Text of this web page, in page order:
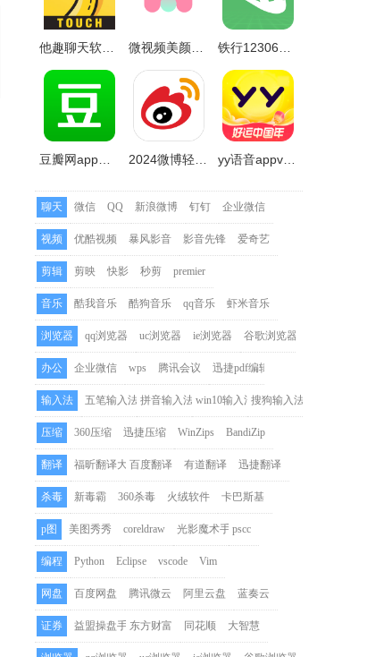
微视频美颜大师app(改名视频美颜大师)v3.1.1
yy语音appv8.32.3安卓最新版本
聊天 微信 QQ 新浪微博 钉钉 企业微信
视频 优酷视频 暴风影音 影音先锋 爱奇艺
剪辑 剪映 快影 秒剪 premier
音乐 酷我音乐 酷狗音乐 qq音乐 虾米音乐
浏览器 qq浏览器 uc浏览器 ie浏览器 谷歌浏览器
办公 企业微信 wps 腾讯会议 迅捷pdf编辑器
输入法 五笔输入法 拼音输入法 win10输入法搜狗输入法
压缩 360压缩 迅捷压缩 WinZips BandiZip
翻译 福昕翻译大师百度翻译 有道翻译 迅捷翻译
杀毒 新毒霸 360杀毒 火绒软件 卡巴斯基
p图 美图秀秀 coreldraw 光影魔术手 pscc
编程 Python Eclipse vscode Vim
网盘 百度网盘 腾讯微云 阿里云盘 蓝奏云
证券 益盟操盘手 东方财富 同花顺 大智慧